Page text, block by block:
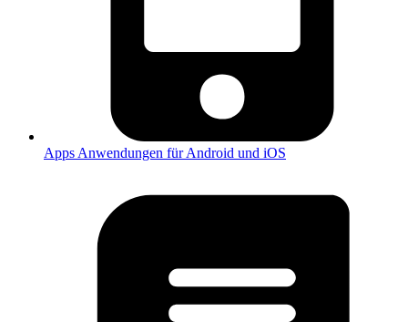
Apps Anwendungen für Android und iOS